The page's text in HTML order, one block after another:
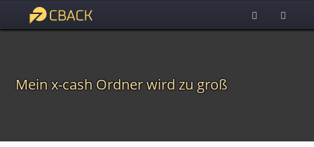
Mein x-cash Ordner wird zu groß